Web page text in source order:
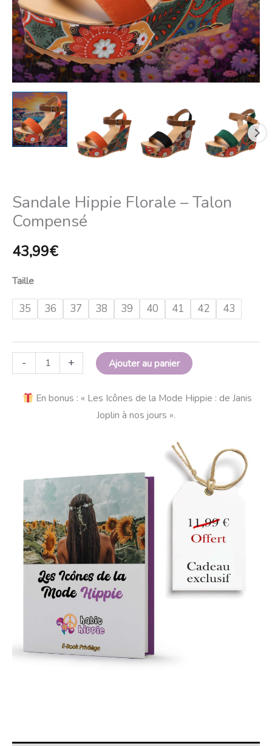
Sandale Hippie Florale – Talon
Compensé
43,99€
Taille
35 36 37 38 39 40 41 42 43
- + Ajouter au panier
En bonus : « Les Icônes de la Mode Hippie : de Janis
Joplin à nos jours ».